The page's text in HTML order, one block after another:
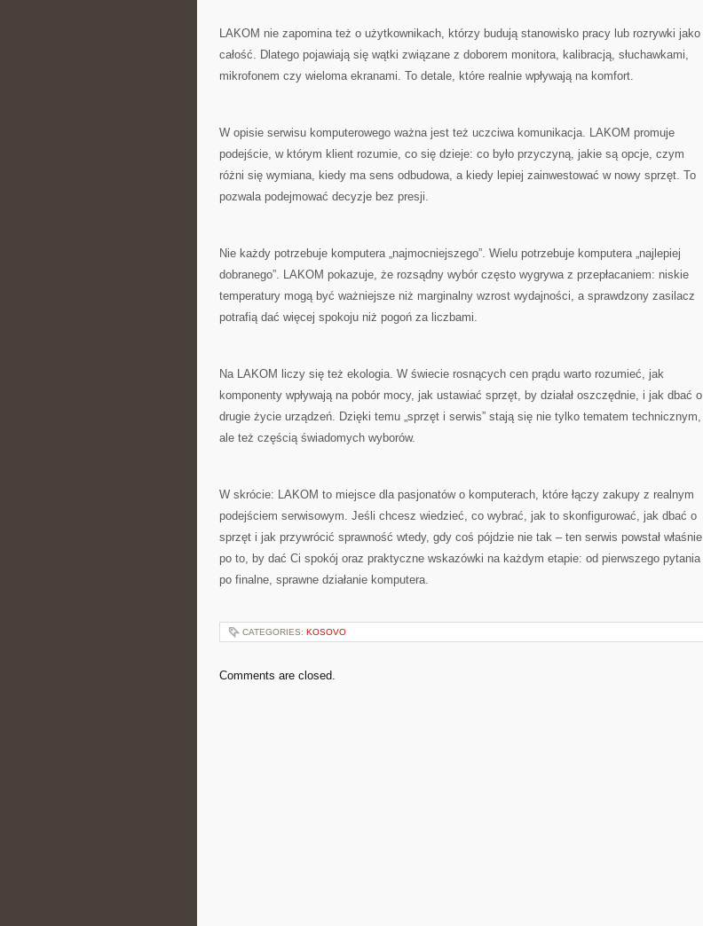
LAKOM nie zapomina też o użytkownikach, którzy budują stanowisko pracy lub rozrywki jako
całość. Dlatego pojawiają się wątki związane z doborem monitora, kalibracją, słuchawkami,
mikrofonem czy wieloma ekranami. To detale, które realnie wpływają na komfort.
W opisie serwisu komputerowego ważna jest też uczciwa komunikacja. LAKOM promuje
podejście, w którym klient rozumie, co się dzieje: co było przyczyną, jakie są opcje, czym
różni się wymiana, kiedy ma sens odbudowa, a kiedy lepiej zainwestować w nowy sprzęt. To
pozwala podejmować decyzje bez presji.
Nie każdy potrzebuje komputera „najmocniejszego”. Wielu potrzebuje komputera „najlepiej
dobranego”. LAKOM pokazuje, że rozsądny wybór często wygrywa z przepłacaniem: niskie
temperatury mogą być ważniejsze niż marginalny wzrost wydajności, a sprawdzony zasilacz
potrafią dać więcej spokoju niż pogoń za liczbami.
Na LAKOM liczy się też ekologia. W świecie rosnących cen prądu warto rozumieć, jak
komponenty wpływają na pobór mocy, jak ustawiać sprzęt, by działał oszczędnie, i jak dbać o
drugie życie urządzeń. Dzięki temu „sprzęt i serwis” stają się nie tylko tematem technicznym,
ale też częścią świadomych wyborów.
W skrócie: LAKOM to miejsce dla pasjonatów o komputerach, które łączy zakupy z realnym
podejściem serwisowym. Jeśli chcesz wiedzieć, co wybrać, jak to skonfigurować, jak dbać o
sprzęt i jak przywrócić sprawność wtedy, gdy coś pójdzie nie tak – ten serwis powstał właśnie
po to, by dać Ci spokój oraz praktyczne wskazówki na każdym etapie: od pierwszego pytania
po finalne, sprawne działanie komputera.
CATEGORIES: KOSOVO
Comments are closed.